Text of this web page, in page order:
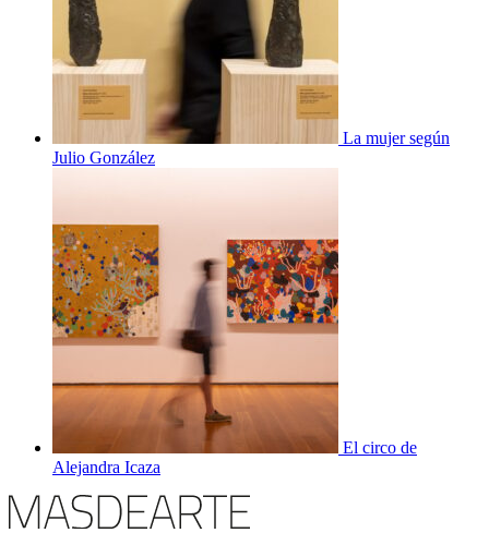
La mujer según
Julio González
El circo de
Alejandra Icaza